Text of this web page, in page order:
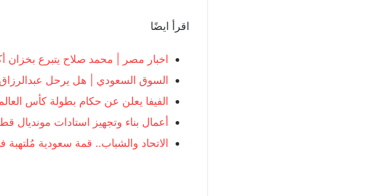
اقرأ ايضًا
اخبار مصر | محمد صلاح يتبرع
السوق السعودي | هل يرحل
الفيفا يعلن عن حكام بطولة كأس
أعمال بناء وتجهيز استادات مونديال قطر 2022 تستمر رغم تحديات
الاتحاد والشباب.. قمة سعودية مُلتهبة